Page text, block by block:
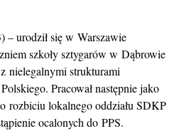
– urodził się w Warszawie
szkoły sztygarów w Dąbrowie
nielegalnymi strukturami
Pracował następnie jako
rozbiciu lokalnego oddziału SDKP
ocalonych do PPS.